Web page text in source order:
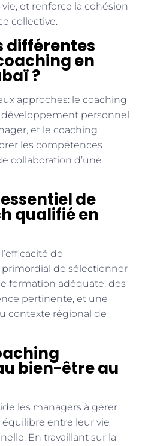
et renforce la cohésion
collective.
différentes
en
?
approches: le coaching
personnel
et le coaching
les compétences
collaboration d’une
de
qualifié en
de
primordial de sélectionner
formation adéquate, des
pertinente, et une
contexte régional de
bien-être au
les managers à gérer
entre leur vie
En travaillant sur la